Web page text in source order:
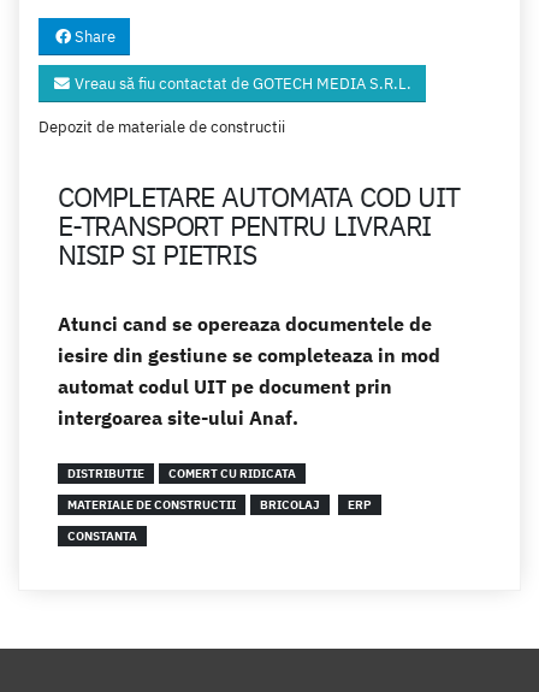
Share
Vreau să fiu contactat de GOTECH MEDIA S.R.L.
Depozit de materiale de constructii
COMPLETARE AUTOMATA COD UIT
E-TRANSPORT PENTRU LIVRARI
NISIP SI PIETRIS
Atunci cand se opereaza documentele de
iesire din gestiune se completeaza in mod
automat codul UIT pe document prin
intergoarea site-ului Anaf.
DISTRIBUTIE
COMERT CU RIDICATA
MATERIALE DE CONSTRUCTII
BRICOLAJ
ERP
CONSTANTA